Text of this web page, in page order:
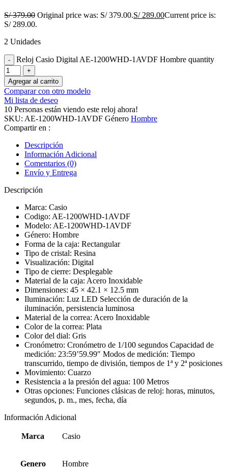
S/379.00 Original price was: S/ 379.00.S/289.00Current price is:
S/ 289.00.
2 Unidades
Reloj Casio Digital AE-1200WHD-1AVDF Hombre quantity
Agregar al carrito
Comparar con otro modelo
Mi lista de deseo
10 Personas están viendo este reloj ahora!
SKU: AE-1200WHD-1AVDF Género Hombre
Compartir en :
Descripción
Información Adicional
Comentarios (0)
Envío y Entrega
Descripción
Marca: Casio
Codigo: AE-1200WHD-1AVDF
Modelo: AE-1200WHD-1AVDF
Género: Hombre
Forma de la caja: Rectangular
Tipo de cristal: Resina
Visualización: Digital
Tipo de cierre: Desplegable
Material de la caja: Acero Inoxidable
Dimensiones: 45 × 42.1 × 12.5 mm
Iluminación: Luz LED Selección de duración de la
iluminación, persistencia luminosa
Material de la correa: Acero Inoxidable
Color de la correa: Plata
Color del dial: Gris
Cronómetro: Cronómetro de 1/100 segundos Capacidad de
medición: 23:59’59.99″ Modos de medición: Tiempo
transcurrido, tiempo de división, tiempos de 1ª y 2ª posiciones
Movimiento: Cuarzo
Resistencia a la presión del agua: 100 Metros
Otras opciones: Funciones clásicas de reloj: horas, minutos,
segundos, p. m., mes, fecha, día
Información Adicional
Marca Casio
Genero Hombre